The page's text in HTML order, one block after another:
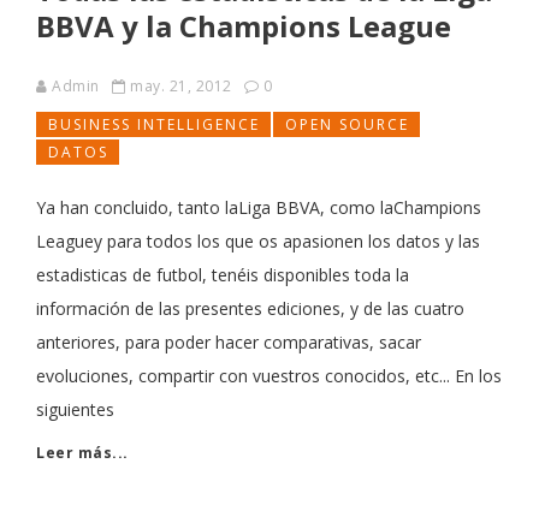
BBVA y la Champions League
Admin may. 21, 2012
0
BUSINESS INTELLIGENCE
OPEN SOURCE
DATOS
Ya han concluido, tanto laLiga BBVA, como laChampions
Leaguey para todos los que os apasionen los datos y las
estadisticas de futbol, tenéis disponibles toda la
información de las presentes ediciones, y de las cuatro
anteriores, para poder hacer comparativas, sacar
evoluciones, compartir con vuestros conocidos, etc... En los
siguientes
Leer más...